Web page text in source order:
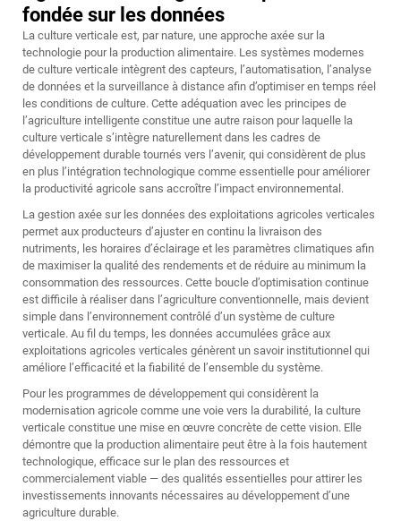
fondée sur les données
La culture verticale est, par nature, une approche axée sur la
technologie pour la production alimentaire. Les systèmes modernes
de culture verticale intègrent des capteurs, l’automatisation, l’analyse
de données et la surveillance à distance afin d’optimiser en temps réel
les conditions de culture. Cette adéquation avec les principes de
l’agriculture intelligente constitue une autre raison pour laquelle la
culture verticale s’intègre naturellement dans les cadres de
développement durable tournés vers l’avenir, qui considèrent de plus
en plus l’intégration technologique comme essentielle pour améliorer
la productivité agricole sans accroître l’impact environnemental.
La gestion axée sur les données des exploitations agricoles verticales
permet aux producteurs d’ajuster en continu la livraison des
nutriments, les horaires d’éclairage et les paramètres climatiques afin
de maximiser la qualité des rendements et de réduire au minimum la
consommation des ressources. Cette boucle d’optimisation continue
est difficile à réaliser dans l’agriculture conventionnelle, mais devient
simple dans l’environnement contrôlé d’un système de culture
verticale. Au fil du temps, les données accumulées grâce aux
exploitations agricoles verticales génèrent un savoir institutionnel qui
améliore l’efficacité et la fiabilité de l’ensemble du système.
Pour les programmes de développement qui considèrent la
modernisation agricole comme une voie vers la durabilité, la culture
verticale constitue une mise en œuvre concrète de cette vision. Elle
démontre que la production alimentaire peut être à la fois hautement
technologique, efficace sur le plan des ressources et
commercialement viable — des qualités essentielles pour attirer les
investissements innovants nécessaires au développement d’une
agriculture durable.